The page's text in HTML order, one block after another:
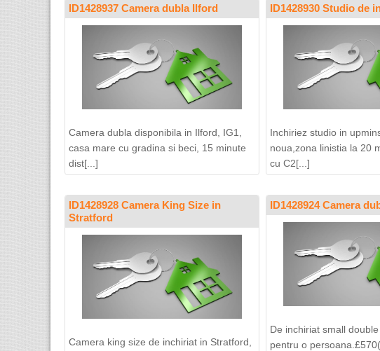
ID1428937 Camera dubla Ilford
Camera dubla disponibila in Ilford, IG1,
casa mare cu gradina si beci, 15 minute
dist[...]
ID1428930 Studio de
Inchiriez studio in
noua,zona linistia la 20
cu C2[...]
ID1428928 Camera King Size in
Stratford
Camera king size de inchiriat in Stratford,
ID1428924 Camera
De inchiriat small
pentru o